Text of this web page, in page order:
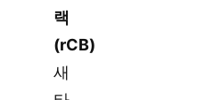
랙
(rCB)
새